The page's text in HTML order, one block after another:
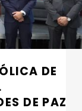
DE
DE PAZ